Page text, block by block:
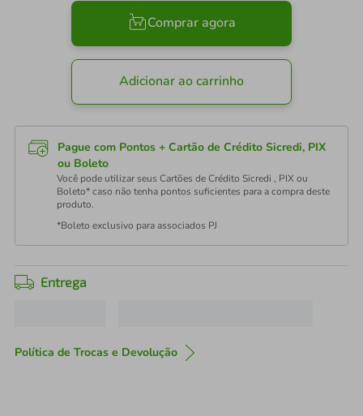
Comprar agora
Adicionar ao carrinho
Pague com Pontos + Cartão de Crédito Sicredi, PIX
ou Boleto
Você pode utilizar seus Cartões de Crédito Sicredi , PIX ou
Boleto* caso não tenha pontos suficientes para a compra deste
produto.
*Boleto exclusivo para associados PJ
Entrega
Política de Trocas e Devolução